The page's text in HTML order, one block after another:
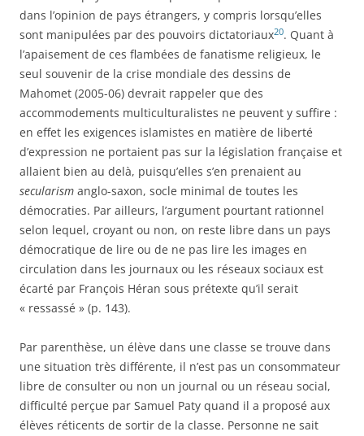
dans l’opinion de pays étrangers, y compris lorsqu’elles
sont manipulées par des pouvoirs dictatoriaux20. Quant à
l’apaisement de ces flambées de fanatisme religieux, le
seul souvenir de la crise mondiale des dessins de
Mahomet (2005-06) devrait rappeler que des
accommodements multiculturalistes ne peuvent y suffire :
en effet les exigences islamistes en matière de liberté
d’expression ne portaient pas sur la législation française et
allaient bien au delà, puisqu’elles s’en prenaient au
secularism anglo-saxon, socle minimal de toutes les
démocraties. Par ailleurs, l’argument pourtant rationnel
selon lequel, croyant ou non, on reste libre dans un pays
démocratique de lire ou de ne pas lire les images en
circulation dans les journaux ou les réseaux sociaux est
écarté par François Héran sous prétexte qu’il serait
« ressassé » (p. 143).
Par parenthèse, un élève dans une classe se trouve dans
une situation très différente, il n’est pas un consommateur
libre de consulter ou non un journal ou un réseau social,
difficulté perçue par Samuel Paty quand il a proposé aux
élèves réticents de sortir de la classe. Personne ne sait